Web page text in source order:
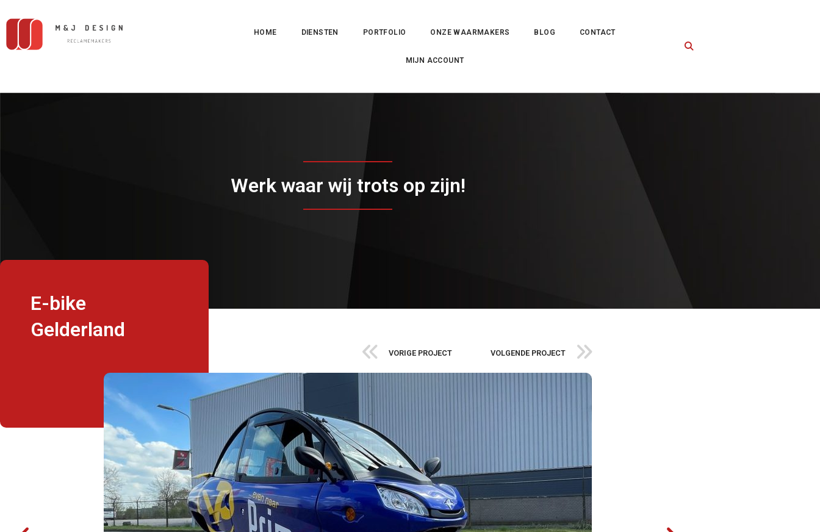
HOME DIENSTEN PORTFOLIO ONZE WAARMAKERS BLOG CONTACT
MIJN ACCOUNT
Werk waar wij trots op zijn!
E-bike
Gelderland
VORIGE PROJECT VOLGENDE PROJECT